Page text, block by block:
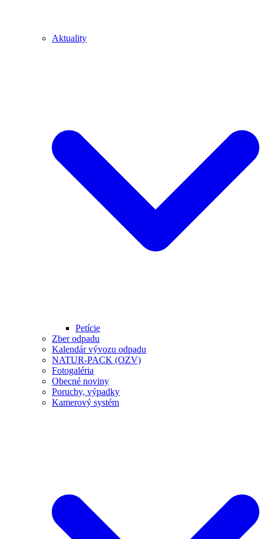
Aktuality
Petície
Zber odpadu
Kalendár vývozu odpadu
NATUR-PACK (OZV)
Fotogaléria
Obecné noviny
Poruchy, výpadky
Kamerový systém